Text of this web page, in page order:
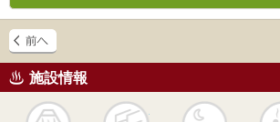
施設情報
かけ流し 露天風呂